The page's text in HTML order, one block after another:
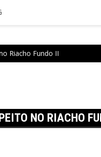
Riacho Fundo II
NO RIACHO